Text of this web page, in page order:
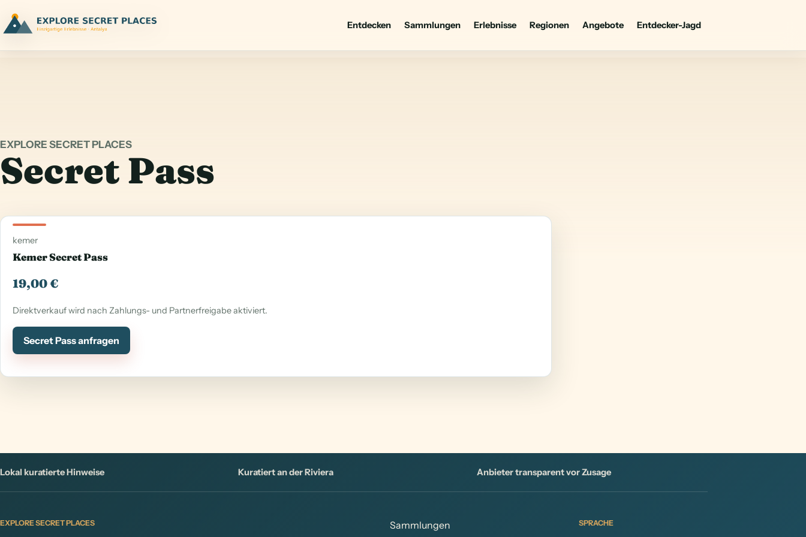
Entdecken Sammlungen Erlebnisse Regionen Angebote Entdecker-Jagd
EXPLORE SECRET PLACES
Secret Pass
kemer
Kemer Secret Pass
19,00 €
Direktverkauf wird nach Zahlungs- und Partnerfreigabe aktiviert.
Secret Pass anfragen
Lokal kuratierte Hinweise Kuratiert an der Riviera Anbieter transparent vor Zusage
EXPLORE SECRET PLACES Sammlungen SPRACHE